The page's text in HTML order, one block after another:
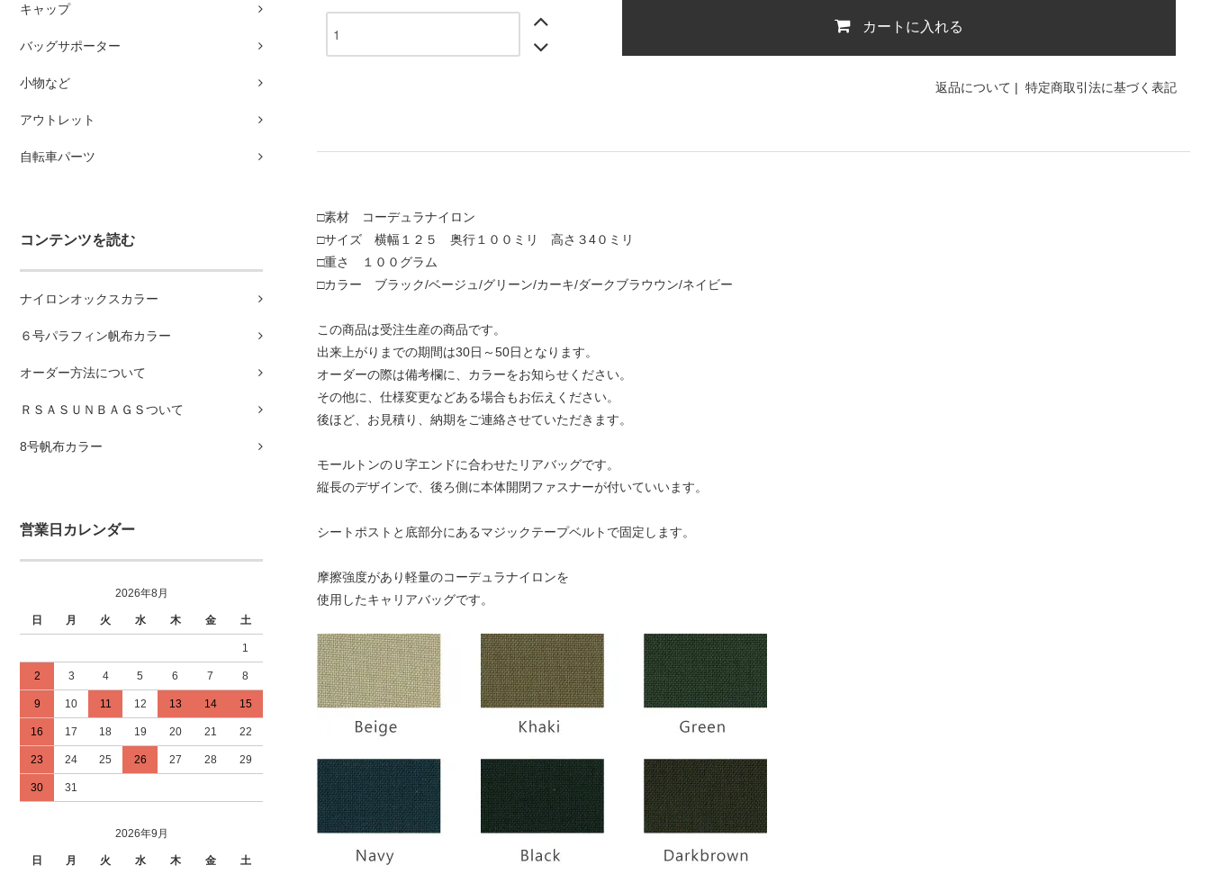
キャップ
バッグサポーター
小物など
アウトレット
自転車パーツ
コンテンツを読む
ナイロンオックスカラー
６号パラフィン帆布カラー
オーダー方法について
ＲＳＡＳＵＮＢＡＧＳついて
8号帆布カラー
営業日カレンダー
2026年8月
日 月 火 水 木 金 土
1
2 3 4 5 6 7 8
9 10 11 12 13 14 15
16 17 18 19 20 21 22
23 24 25 26 27 28 29
30 31
2026年9月
日 月 火 水 木 金 土
カートに入れる
返品について | 特定商取引法に基づく表記
□素材 コーデュラナイロン
□サイズ 横幅１２５ 奥行１００ミリ 高さ３4０ミリ
□重さ １００グラム
□カラー ブラック/ベージュ/グリーン/カーキ/ダークブラウウン/ネイビー
この商品は受注生産の商品です。
出来上がりまでの期間は30日～50日となります。
オーダーの際は備考欄に、カラーをお知らせください。
その他に、仕様変更などある場合もお伝えください。
後ほど、お見積り、納期をご連絡させていただきます。
モールトンのＵ字エンドに合わせたリアバッグです。
縦長のデザインで、後ろ側に本体開閉ファスナーが付いていいます。
シートポストと底部分にあるマジックテープベルトで固定します。
摩擦強度があり軽量のコーデュラナイロンを
使用したキャリアバッグです。